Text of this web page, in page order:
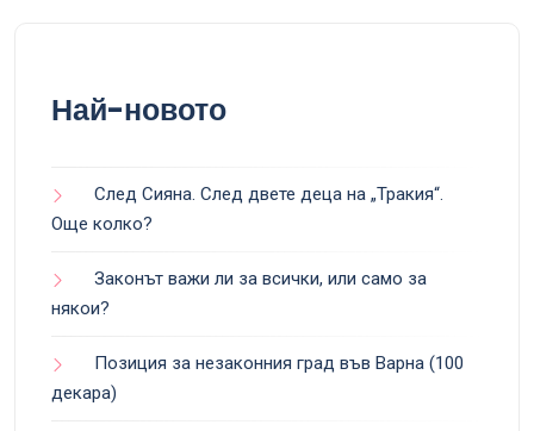
Най-новото
След Сияна. След двете деца на „Тракия“.
Още колко?
Законът важи ли за всички, или само за
някои?
Позиция за незаконния град във Варна (100
декара)